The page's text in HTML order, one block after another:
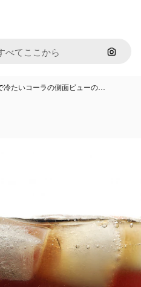
画像で
冷たいコーラの側面ビューの…